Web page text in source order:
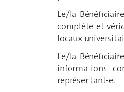
Le/la
complète et
locaux
Le/la
informations
représentant-e.